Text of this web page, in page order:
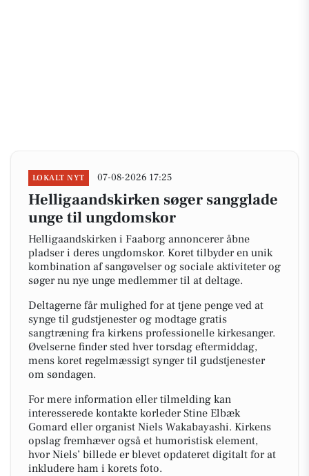
LOKALT NYT 07-08-2026 17:25
Helligaandskirken søger sangglade
unge til ungdomskor
Helligaandskirken i Faaborg annoncerer åbne
pladser i deres ungdomskor. Koret tilbyder en unik
kombination af sangøvelser og sociale aktiviteter og
søger nu nye unge medlemmer til at deltage.
Deltagerne får mulighed for at tjene penge ved at
synge til gudstjenester og modtage gratis
sangtræning fra kirkens professionelle kirkesanger.
Øvelserne finder sted hver torsdag eftermiddag,
mens koret regelmæssigt synger til gudstjenester
om søndagen.
For mere information eller tilmelding kan
interesserede kontakte korleder Stine Elbæk
Gomard eller organist Niels Wakabayashi. Kirkens
opslag fremhæver også et humoristisk element,
hvor Niels’ billede er blevet opdateret digitalt for at
inkludere ham i korets foto.